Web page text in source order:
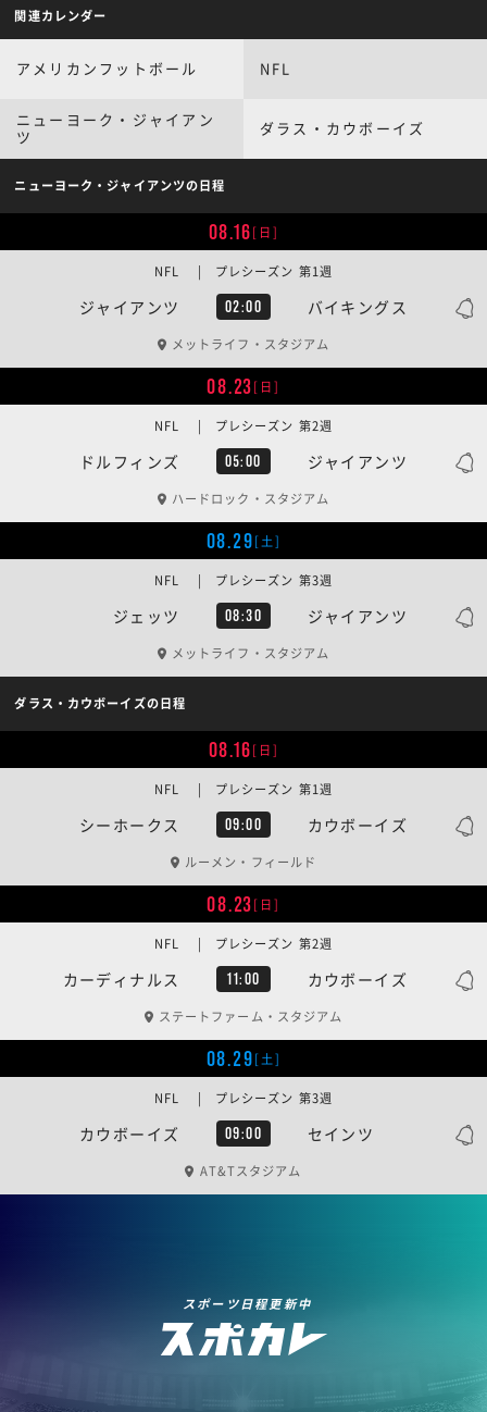
関連カレンダー
アメリカンフットボール NFL
ニューヨーク・ジャイアン
ツ
ダラス・カウボーイズ
ニューヨーク・ジャイアンツの日程
08.16[日]
ジャイアンツ 02:00 バイキングス
NFL | プレシーズン 第1週
メットライフ・スタジアム
08.23[日]
ドルフィンズ 05:00 ジャイアンツ
NFL | プレシーズン 第2週
ハードロック・スタジアム
08.29[土]
ジェッツ 08:30 ジャイアンツ
NFL | プレシーズン 第3週
メットライフ・スタジアム
ダラス・カウボーイズの日程
08.16[日]
シーホークス 09:00 カウボーイズ
NFL | プレシーズン 第1週
ルーメン・フィールド
08.23[日]
カーディナルス 11:00 カウボーイズ
NFL | プレシーズン 第2週
ステートファーム・スタジアム
08.29[土]
カウボーイズ 09:00 セインツ
NFL | プレシーズン 第3週
AT&Tスタジアム
スポーツ日程更新中